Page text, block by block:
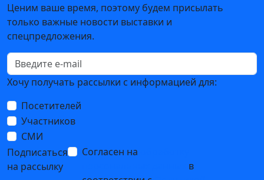
Ценим ваше время, поэтому будем присылать
только важные новости выставки и
спецпредложения.
Хочу получать рассылки с информацией для:
Посетителей
Участников
СМИ
Подписаться
на рассылку
Согласен на
в